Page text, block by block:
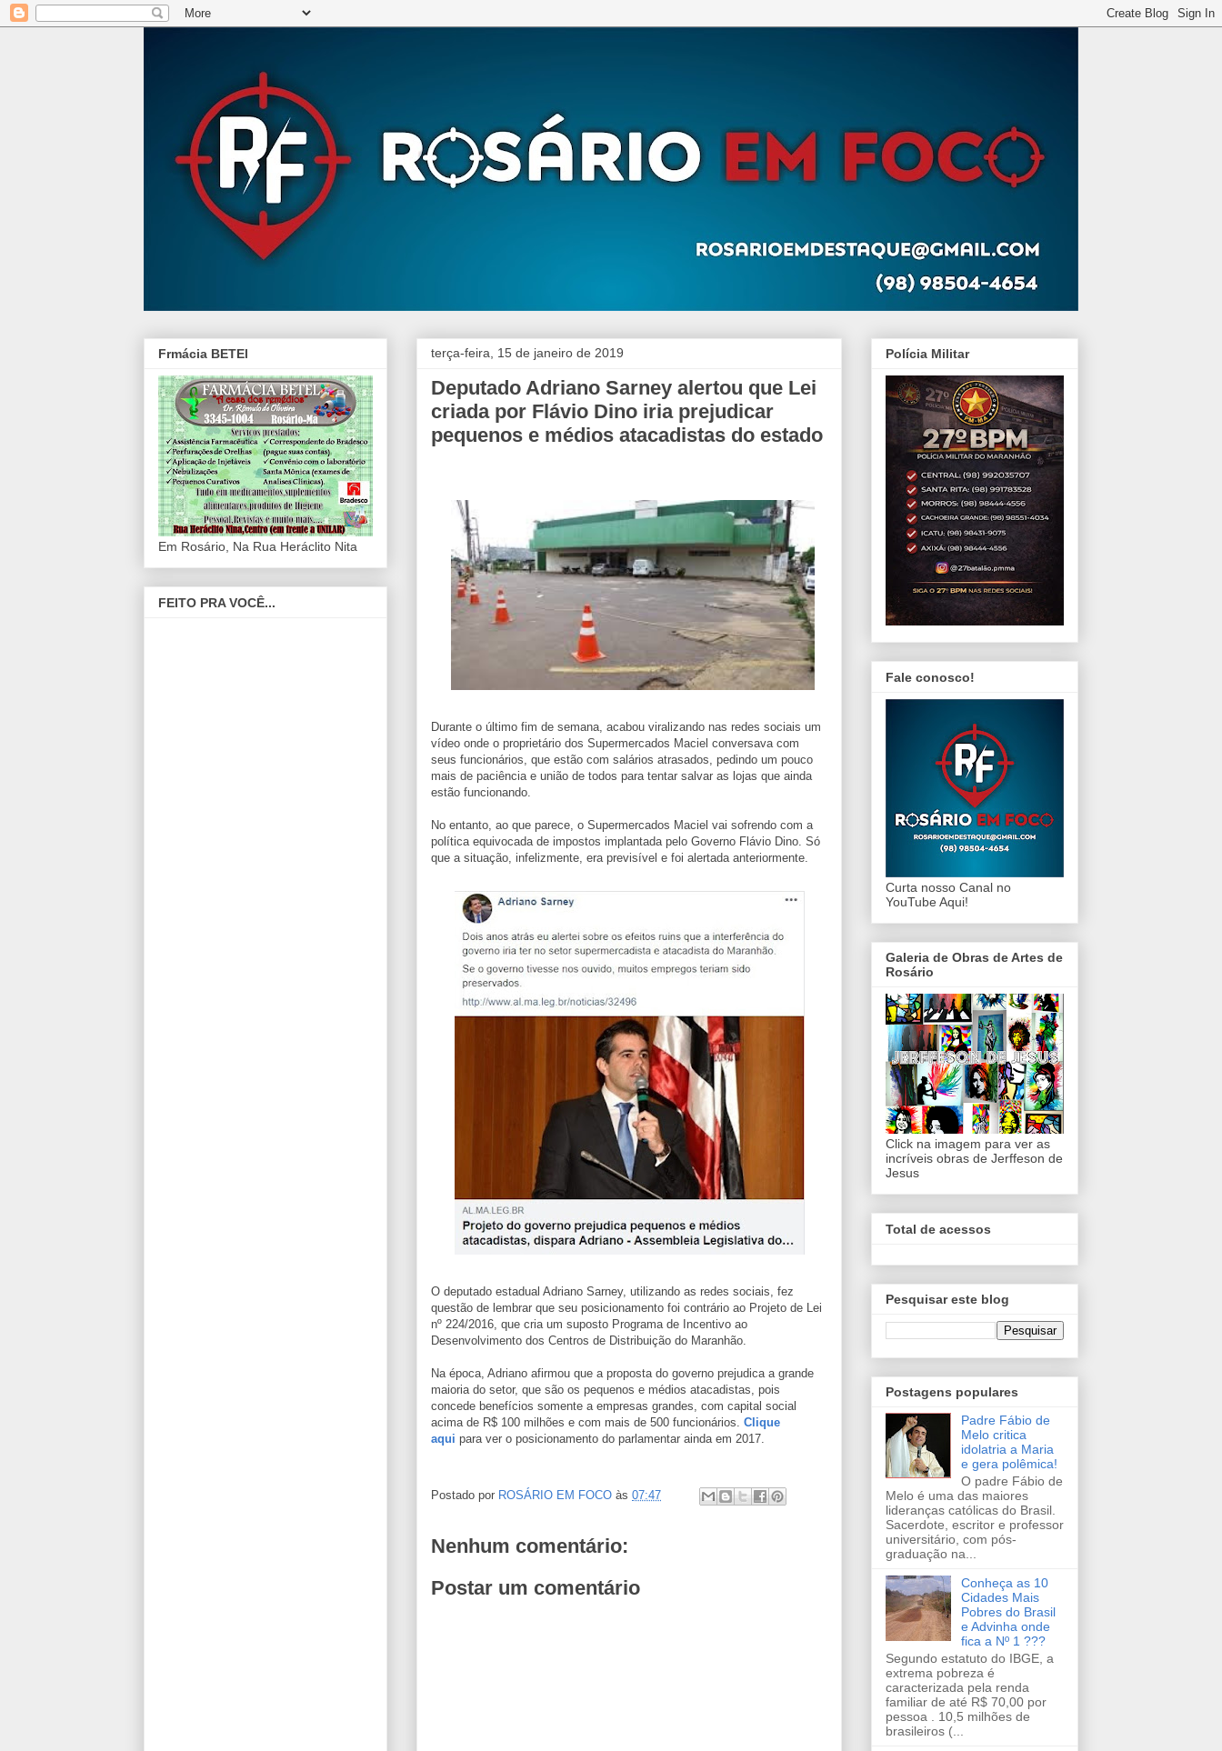
terça-feira, 15 de janeiro de 2019
Deputado Adriano Sarney alertou que Lei
criada por Flávio Dino iria prejudicar
pequenos e médios atacadistas do estado
Durante o último fim de semana, acabou viralizando nas redes sociais um
vídeo onde o proprietário dos Supermercados Maciel conversava com
seus funcionários, que estão com salários atrasados, pedindo um pouco
mais de paciência e união de todos para tentar salvar as lojas que ainda
estão funcionando.
No entanto, ao que parece, o Supermercados Maciel vai sofrendo com a
política equivocada de impostos implantada pelo Governo Flávio Dino. Só
que a situação, infelizmente, era previsível e foi alertada anteriormente.
O deputado estadual Adriano Sarney, utilizando as redes sociais, fez
questão de lembrar que seu posicionamento foi contrário ao Projeto de Lei
nº 224/2016, que cria um suposto Programa de Incentivo ao
Desenvolvimento dos Centros de Distribuição do Maranhão.
Na época, Adriano afirmou que a proposta do governo prejudica a grande
maioria do setor, que são os pequenos e médios atacadistas, pois
concede benefícios somente a empresas grandes, com capital social
acima de R$ 100 milhões e com mais de 500 funcionários. Clique
aqui para ver o posicionamento do parlamentar ainda em 2017.
Postado por ROSÁRIO EM FOCO às 07:47
Nenhum comentário:
Postar um comentário
Frmácia BETEl
Em Rosário, Na Rua Heráclito Nita
FEITO PRA VOCÊ...
Polícia Militar
Fale conosco!
Curta nosso Canal no
YouTube Aqui!
Galeria de Obras de Artes de
Rosário
Click na imagem para ver as
incríveis obras de Jerffeson de
Jesus
Total de acessos
Pesquisar este blog
Postagens populares
Padre Fábio de
Melo critica
idolatria a Maria
e gera polêmica!
O padre Fábio de
Melo é uma das maiores
lideranças católicas do Brasil.
Sacerdote, escritor e professor
universitário, com pós-
graduação na...
Conheça as 10
Cidades Mais
Pobres do Brasil
e Advinha onde
fica a Nº 1 ???
Segundo estatuto do IBGE, a
extrema pobreza é
caracterizada pela renda
familiar de até R$ 70,00 por
pessoa . 10,5 milhões de
brasileiros (...